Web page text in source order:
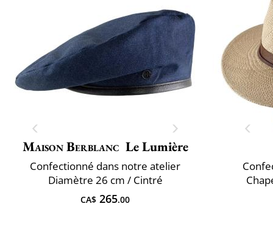
Maison Berblanc Le Lumière
Confectionné dans notre atelier
Diamètre 26 cm / Cintré
CA$ 265.00